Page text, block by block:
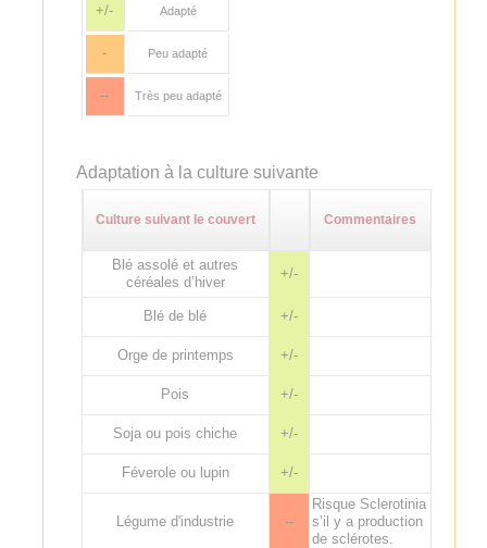
+/- Adapté
- Peu adapté
-- Très peu adapté
Adaptation à la culture suivante
Culture suivant le couvert Commentaires
Blé assolé et autres
céréales d’hiver
+/-
Blé de blé +/-
Orge de printemps +/-
Pois +/-
Soja ou pois chiche +/-
Féverole ou lupin +/-
Légume d'industrie --
Risque Sclerotinia
s’il y a production
de sclérotes.